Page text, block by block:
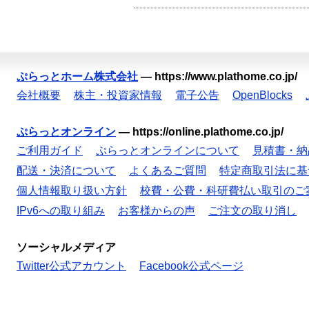
ぷらっとホーム株式会社 — https://www.plathome.co.jp/
会社概要
株主・投資家情報 電子公告 OpenBlocks
ぷらっとオンライン — https://online.plathome.co.jp/
ご利用ガイド
ぷらっとオンラインについて
見積書・
配送・決済について
よくあるご質問
特定商取引法に
個人情報取り扱い方針
校費・公費・科研費払い取引のご
IPv6への取り組み
お客様からの声 ご注文の取り消し
ソーシャルメディア
Twitter公式アカウント
Facebook公式ページ